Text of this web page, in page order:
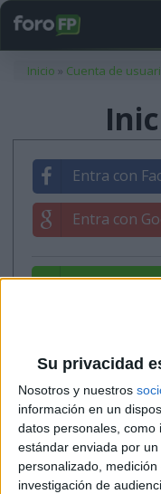
Su privacidad
Nosotros y nuestros
información en un
datos personales, como
estándar enviada por
personalizado,
investigación de
Usted está
Inicio » Cuenta de
Entra con
Entra con
Entrar con
Contáctanos